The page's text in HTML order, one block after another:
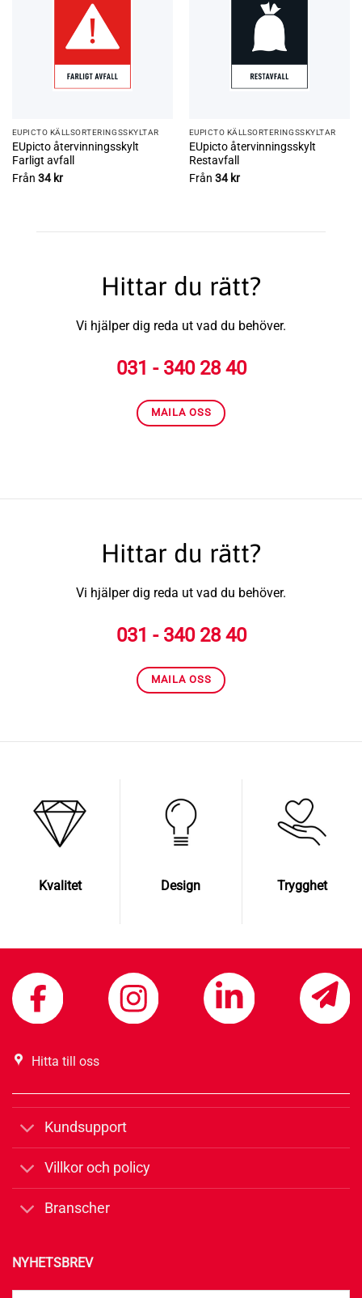
EUPICTO KÄLLSORTERINGSSKYLTAR
EUpicto återvinningsskylt
Farligt avfall
Från 34 kr
EUPICTO KÄLLSORTERINGSSKYLTAR
EUpicto återvinningsskylt
Restavfall
Från 34 kr
Hittar du rätt?
Vi hjälper dig reda ut vad du behöver.
031 - 340 28 40
MAILA OSS
Hittar du rätt?
Vi hjälper dig reda ut vad du behöver.
031 - 340 28 40
MAILA OSS
Kvalitet Design Trygghet
Hitta till oss
Kundsupport
Villkor och policy
Branscher
NYHETSBREV